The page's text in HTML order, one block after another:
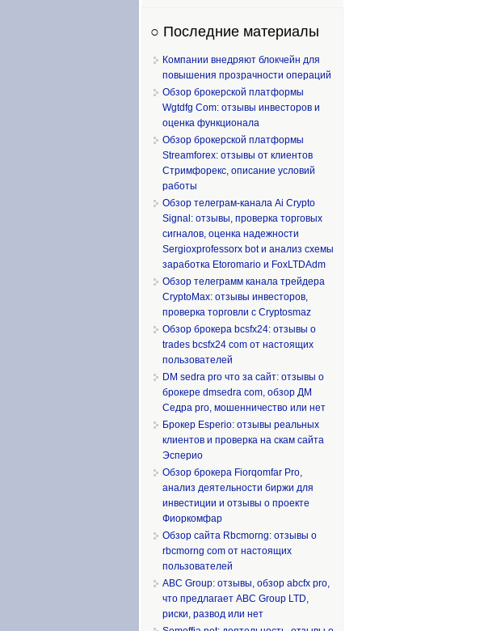
○ Последние материалы
Компании внедряют блокчейн для
повышения прозрачности операций
Обзор брокерской платформы
Wgtdfg Com: отзывы инвесторов и
оценка функционала
Обзор брокерской платформы
Streamforex: отзывы от клиентов
Стримфорекс, описание условий
работы
Обзор телеграм-канала Ai Crypto
Signal: отзывы, проверка торговых
сигналов, оценка надежности
Sergioxprofessorx bot и анализ схемы
заработка Etoromario и FoxLTDAdm
Обзор телеграмм канала трейдера
CryptoMax: отзывы инвесторов,
проверка торговли с Cryptosmaz
Обзор брокера bcsfx24: отзывы о
trades bcsfx24 com от настоящих
пользователей
DM sedra pro что за сайт: отзывы о
брокере dmsedra com, обзор ДМ
Седра pro, мошенничество или нет
Брокер Esperio: отзывы реальных
клиентов и проверка на скам сайта
Эсперио
Обзор брокера Fiorqomfar Pro,
анализ деятельности биржи для
инвестиции и отзывы о проекте
Фиоркомфар
Обзор сайта Rbcmorng: отзывы о
rbcmorng com от настоящих
пользователей
ABC Group: отзывы, обзор abcfx pro,
что предлагает ABC Group LTD,
риски, развод или нет